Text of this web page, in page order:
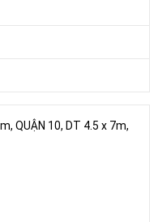
QUẬN 10, DT 4.5 x 7m,